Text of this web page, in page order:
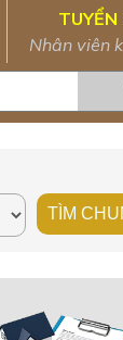
TUYỂN
Nhân viên